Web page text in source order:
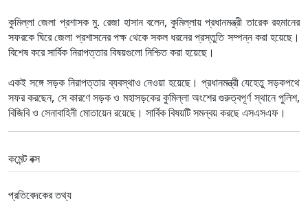
কুমিল্লা জেলা প্রশাসক মু. রেজা হাসান বলেন, কুমিল্লায় প্রধানমন্ত্রী তারেক রহমানের
সফরকে ঘিরে জেলা প্রশাসনের পক্ষ থেকে সকল ধরনের প্রস্তুতি সম্পন্ন করা হয়েছে।
বিশেষ করে সার্বিক নিরাপত্তার বিষয়গুলো নিশ্চিত করা হয়েছে।
একই সঙ্গে সড়ক নিরাপত্তার ব্যবস্থাও নেওয়া হয়েছে। প্রধানমন্ত্রী যেহেতু সড়কপথে
সফর করছেন, সে কারণে সড়ক ও মহাসড়কের কুমিল্লা অংশের গুরুত্বপূর্ণ স্থানে পুলিশ,
বিজিবি ও সেনাবাহিনী মোতায়েন রয়েছে। সার্বিক বিষয়টি সমন্বয় করছে এসএসএফ।
কমেন্ট বক্স
প্রতিবেদকের তথ্য